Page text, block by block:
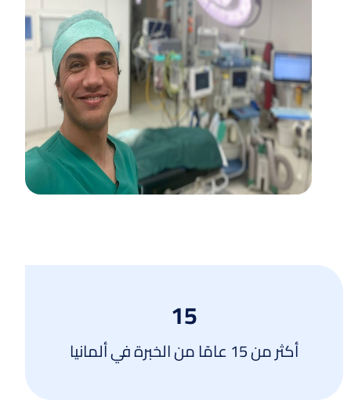
15
أكثر من 15 عامًا من الخبرة في ألمانيا